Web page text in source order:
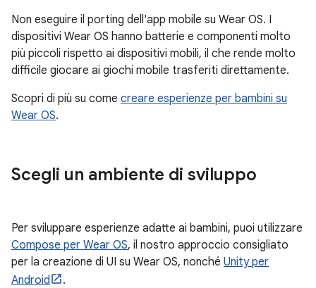
Non eseguire il porting dell'app mobile su Wear OS. I
dispositivi Wear OS hanno batterie e componenti molto
più piccoli rispetto ai dispositivi mobili, il che rende molto
difficile giocare ai giochi mobile trasferiti direttamente.
Scopri di più su come creare esperienze per bambini su
Wear OS.
Scegli un ambiente di sviluppo
Per sviluppare esperienze adatte ai bambini, puoi utilizzare
Compose per Wear OS, il nostro approccio consigliato
per la creazione di UI su Wear OS, nonché Unity per
Android
.